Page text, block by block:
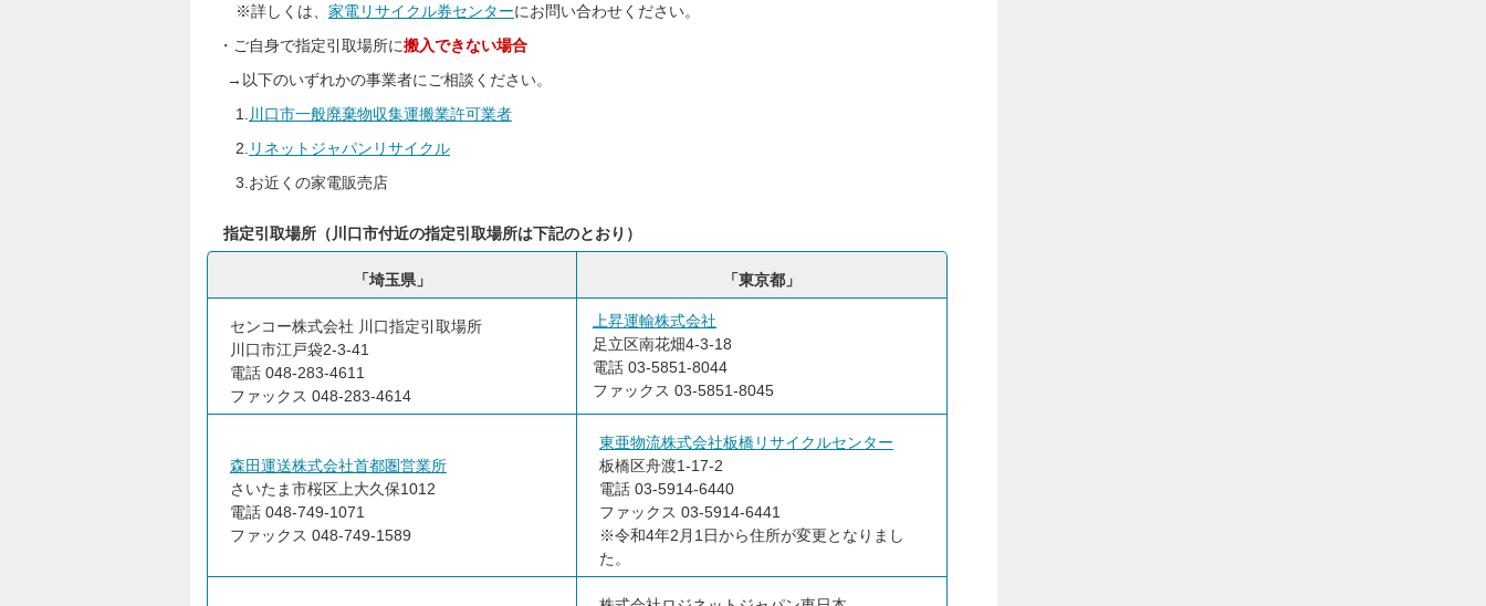
※詳しくは、 家電リサイクル券センターにお問い合わせください。
・ご自身で指定引取場所に搬入できない場合
→以下のいずれかの事業者にご相談ください。
1.
川口市一般廃棄物収集運搬業許可業者
2. リネットジャパンリサイクル
3.お近くの家電販売店
指定引取場所（川口市付近の指定引取場所は下記のとおり）
「埼玉県」 「東京都」
センコー株式会社 川口指定引取場所
川口市江戸袋2-3-41
電話 048-283-4611
ファックス 048-283-4614
上昇運輸株式会社
足立区南花畑4-3-18
電話 03-5851-8044
ファックス 03-5851-8045
森田運送株式会社首都圏営業所
さいたま市桜区上大久保1012
電話 048-749-1071
ファックス 048-749-1589
東亜物流株式会社板橋リサイクルセンター
板橋区舟渡1-17-2
電話 03-5914-6440
ファックス 03-5914-6441
※令和4年2月1日から住所が変更となりまし
た。